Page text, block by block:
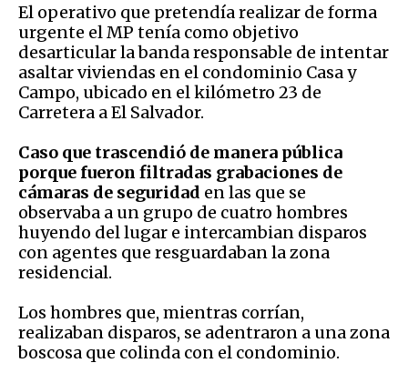
El operativo que pretendía realizar de forma
urgente el MP tenía como objetivo
desarticular la banda responsable de intentar
asaltar viviendas en el condominio Casa y
Campo, ubicado en el kilómetro 23 de
Carretera a El Salvador.
Caso que trascendió de manera pública
porque fueron filtradas grabaciones de
cámaras de seguridad en las que se
observaba a un grupo de cuatro hombres
huyendo del lugar e intercambian disparos
con agentes que resguardaban la zona
residencial.
Los hombres que, mientras corrían,
realizaban disparos, se adentraron a una zona
boscosa que colinda con el condominio.